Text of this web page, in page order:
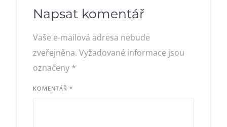
Napsat komentář
Vaše e-mailová adresa nebude
zveřejněna. Vyžadované informace jsou
označeny *
KOMENTÁŘ *